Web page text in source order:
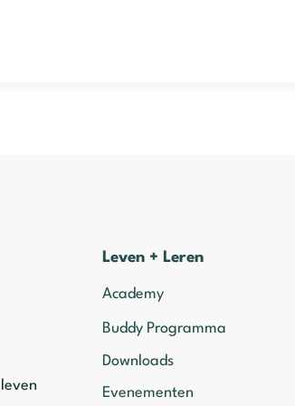
Leven + Leren
Academy
Buddy Programma
Downloads
Evenementen